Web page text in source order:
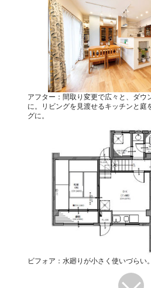
アフター：間取り変更で広々と、ダウ
に。リビングを見渡せるキッチンと庭
グに。
ビフォア：水廻りが小さく使いづらい